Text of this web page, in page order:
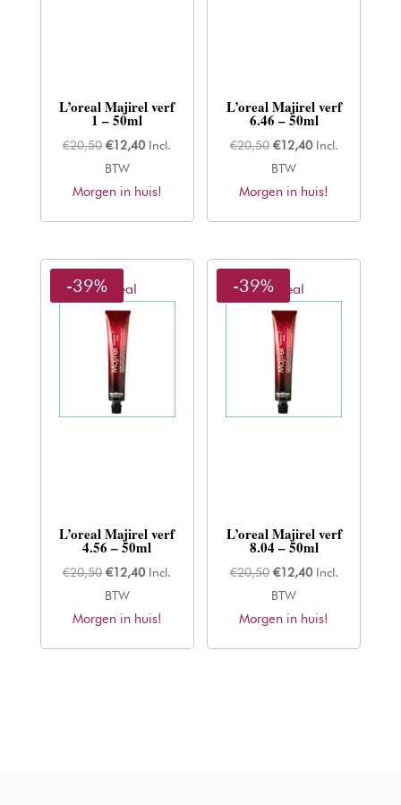
L’oreal Majirel verf
1 – 50ml
€20,50 Oorspronkelijke
prijs
was:
€12,40Huidige
is:
Incl.
BTW
Morgen in huis!
L’oreal Majirel verf
6.46 – 50ml
€20,50 Oorspronkelijke
prijs
was:
€12,40Huidige
is:
Incl.
BTW
Morgen in huis!
L'oreal
-39%
L’oreal Majirel verf
4.56 – 50ml
€20,50 Oorspronkelijke
prijs
was:
€12,40Huidige
is:
Incl.
BTW
Morgen in huis!
L'oreal
-39%
L’oreal Majirel verf
8.04 – 50ml
€20,50 Oorspronkelijke
prijs
was:
€12,40Huidige
is:
Incl.
BTW
Morgen in huis!